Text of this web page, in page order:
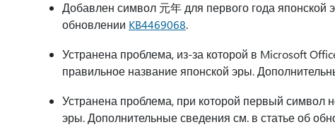
Добавлен символ 元年 для первого года японской
обновлении KB4469068.
Устранена проблема, из-за которой в Microsoft
правильное название японской эры.
Устранена проблема, при которой первый символ
эры. Дополнительные сведения см. в статье об